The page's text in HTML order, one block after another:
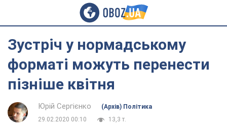
Зустріч у нормадському
форматі можуть перенести
пізніше квітня
Юрій Сергієнко
(Архів) Політика
29.02.2020 00:10
13,3 т.